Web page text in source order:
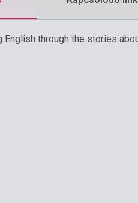
English through the stories